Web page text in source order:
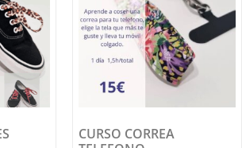
CURSO CORREA